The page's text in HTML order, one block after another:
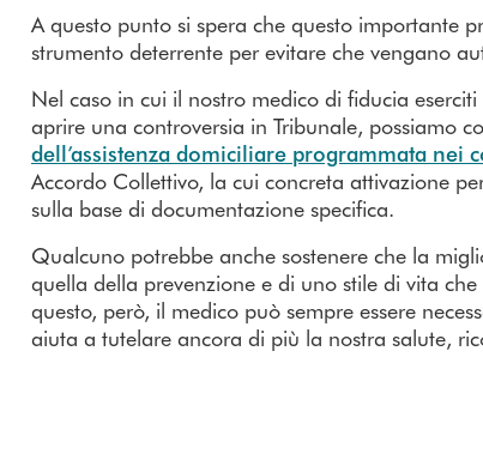
A questo punto si spera che questo importante
strumento deterrente per evitare che vengano
Nel caso in cui il nostro medico di fiducia
aprire una controversia in Tribunale, possiamo
dell’assistenza domiciliare programmata
Accordo Collettivo, la cui concreta attivazione
sulla base di documentazione specifica.
Qualcuno potrebbe anche sostenere che la
quella della prevenzione e di uno stile di vita
questo, però, il medico può sempre essere
aiuta a tutelare ancora di più la nostra salute,